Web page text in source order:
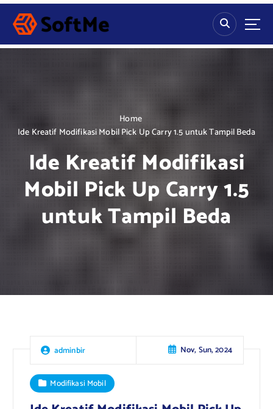
S
p
Home
Ide Kreatif Modifikasi Mobil Pick Up Carry 1.5 untuk Tampil Beda
Ide Kreatif Modifikasi
Mobil Pick Up Carry 1.5
untuk Tampil Beda
adminbir Nov, Sun, 2024
Modifikasi Mobil